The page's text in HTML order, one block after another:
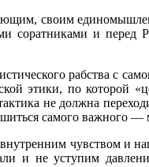
своим
соратниками и
рабства с
этики, по которой
не должна
самого важного
чувством и
и не уступим